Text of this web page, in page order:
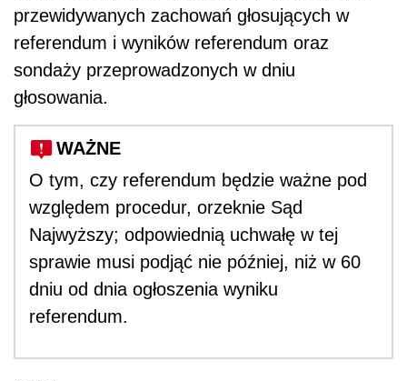
przewidywanych zachowań głosujących w
referendum i wyników referendum oraz
sondaży przeprowadzonych w dniu
głosowania.
WAŻNE
O tym, czy referendum będzie ważne pod
względem procedur, orzeknie Sąd
Najwyższy; odpowiednią uchwałę w tej
sprawie musi podjąć nie później, niż w 60
dniu od dnia ogłoszenia wyniku
referendum.